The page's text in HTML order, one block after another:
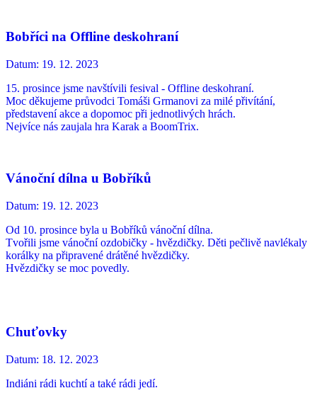
Bobříci na Offline deskohraní
Datum: 19. 12. 2023
15. prosince jsme navštívili fesival - Offline deskohraní.
Moc děkujeme průvodci Tomáši Grmanovi za milé přivítání,
představení akce a dopomoc při jednotlivých hrách.
Nejvíce nás zaujala hra Karak a BoomTrix.
Vánoční dílna u Bobříků
Datum: 19. 12. 2023
Od 10. prosince byla u Bobříků vánoční dílna.
Tvořili jsme vánoční ozdobičky - hvězdičky. Děti pečlivě navlékaly
korálky na připravené drátěné hvězdičky.
Hvězdičky se moc povedly.
Chuťovky
Datum: 18. 12. 2023
Indiáni rádi kuchtí a také rádi jedí.